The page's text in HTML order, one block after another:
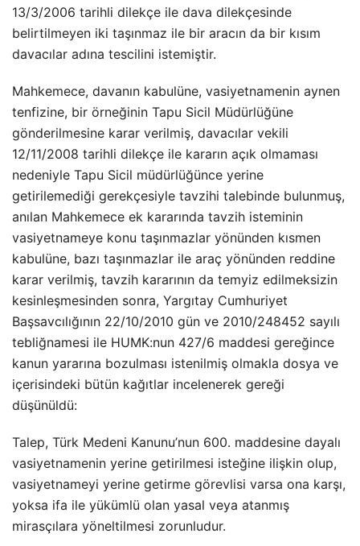
13/3/2006 tarihli dilekçe ile dava dilekçesinde
belirtilmeyen iki taşınmaz ile bir aracın da bir kısım
davacılar adına tescilini istemiştir.
Mahkemece, davanın kabulüne, vasiyetnamenin aynen
tenfizine, bir örneğinin Tapu Sicil Müdürlüğüne
gönderilmesine karar verilmiş, davacılar vekili
12/11/2008 tarihli dilekçe ile kararın açık olmaması
nedeniyle Tapu Sicil müdürlüğünce yerine
getirilemediği gerekçesiyle tavzihi talebinde bulunmuş,
anılan Mahkemece ek kararında tavzih isteminin
vasiyetnameye konu taşınmazlar yönünden kısmen
kabulüne, bazı taşınmazlar ile araç yönünden reddine
karar verilmiş, tavzih kararının da temyiz edilmeksizin
kesinleşmesinden sonra, Yargıtay Cumhuriyet
Başsavcılığının 22/10/2010 gün ve 2010/248452 sayılı
tebliğnamesi ile HUMK:nun 427/6 maddesi gereğince
kanun yararına bozulması istenilmiş olmakla dosya ve
içerisindeki bütün kağıtlar incelenerek gereği
düşünüldü:
Talep, Türk Medeni Kanunu’nun 600. maddesine dayalı
vasiyetnamenin yerine getirilmesi isteğine ilişkin olup,
vasiyetnameyi yerine getirme görevlisi varsa ona karşı,
yoksa ifa ile yükümlü olan yasal veya atanmış
mirasçılara yöneltilmesi zorunludur.